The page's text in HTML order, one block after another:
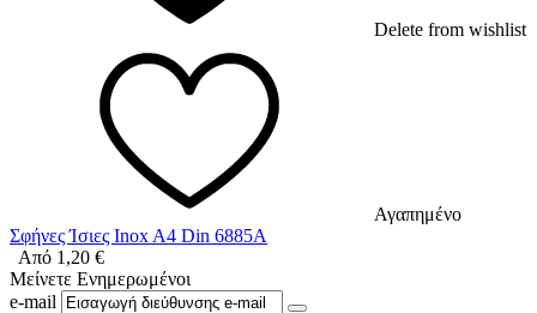
Delete from wishlist
Αγαπημένο
Σφήνες Ίσιες Inox A4 Din 6885A
Από 1,20 €
Μείνετε Ενημερωμένοι
e-mail